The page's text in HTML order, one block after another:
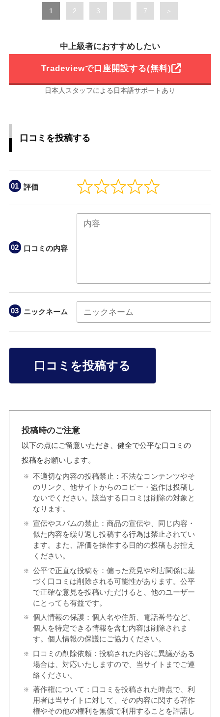
Page
1 Page
2 Page
3 Page
7 ＞
中上級者におすすめしたい
Tradeviewで口座開設する(無料)
日本人スタッフによる日本語サポートあり
口コミを投稿する
評価
口コミの内容
ニックネーム
口コミを投稿する
投稿時のご注意
以下の点にご留意いただき、健全で公平な口コミの
投稿をお願いします。
不適切な内容の投稿禁止：不法なコンテンツやそ
のリンク、他サイトからのコピー・盗作は投稿し
ないでください。該当する口コミは削除の対象と
なります。
宣伝やスパムの禁止：商品の宣伝や、同じ内容・
似た内容を繰り返し投稿する行為は禁止されてい
ます。また、評価を操作する目的の投稿もお控え
ください。
公平で正直な投稿を：偏った意見や利害関係に基
づく口コミは削除される可能性があります。公平
で正確な意見を投稿いただけると、他のユーザー
にとっても有益です。
個人情報の保護：個人名や住所、電話番号など、
個人を特定できる情報を含む内容は削除されま
す。個人情報の保護にご協力ください。
口コミの削除依頼：投稿された内容に異議がある
場合は、対応いたしますので、当サイトまでご連
絡ください。
著作権について：口コミを投稿された時点で、利
用者は当サイトに対して、その内容に関する著作
権やその他の権利を無償で利用することを許諾し